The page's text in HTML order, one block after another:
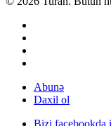
Abunə
Daxil ol
Bizi facebookda